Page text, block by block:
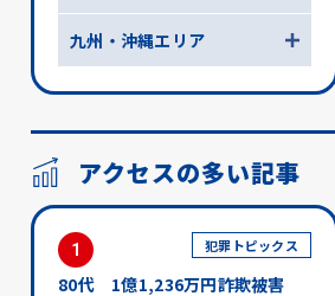
九州・沖縄エリア
アクセスの多い記事
1 犯罪トピックス
80代 1億1,236万円詐欺被害